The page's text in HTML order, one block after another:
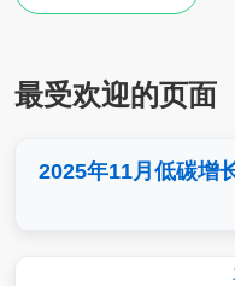
最受欢迎的页面
2025年11月低碳增